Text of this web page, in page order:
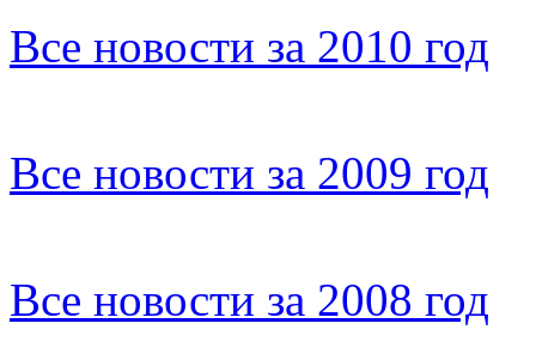
Все новости за 2010 год
Все новости за 2009 год
Все новости за 2008 год